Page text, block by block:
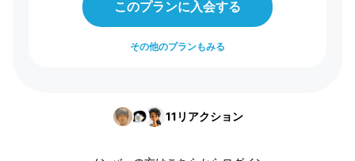
このプランに入会する
その他のプランもみる
11 リアクション